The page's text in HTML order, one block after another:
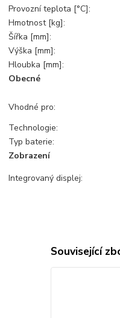
Provozní teplota [°C]:
Hmotnost [kg]:
Šířka [mm]:
Výška [mm]:
Hloubka [mm]:
Obecné
Vhodné pro:
Technologie:
Typ baterie:
Zobrazení
Integrovaný displej:
Související